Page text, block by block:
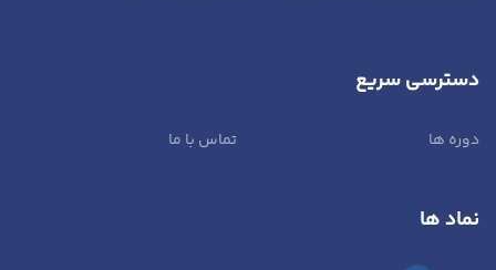
دسترسی سریع
دوره ها تماس با ما
نماد ها